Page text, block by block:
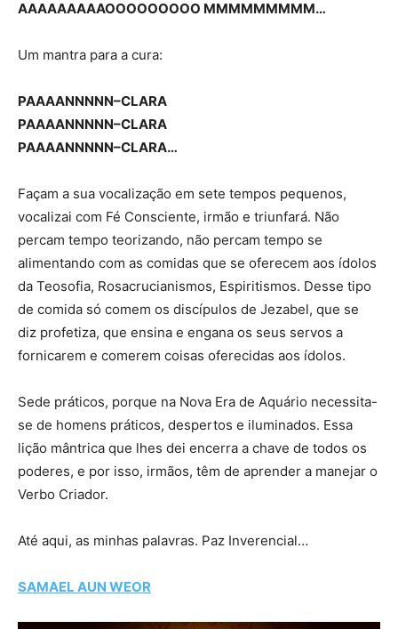
AAAAAAAAAOOOOOOOOO MMMMMMMMM…
Um mantra para a cura:
PAAAANNNNN–CLARA
PAAAANNNNN–CLARA
PAAAANNNNN–CLARA…
Façam a sua vocalização em sete tempos pequenos,
vocalizai com Fé Consciente, irmão e triunfará. Não
percam tempo teorizando, não percam tempo se
alimentando com as comidas que se oferecem aos ídolos
da Teosofia, Rosacrucianismos, Espiritismos. Desse tipo
de comida só comem os discípulos de Jezabel, que se
diz profetiza, que ensina e engana os seus servos a
fornicarem e comerem coisas oferecidas aos ídolos.
Sede práticos, porque na Nova Era de Aquário necessita-
se de homens práticos, despertos e iluminados. Essa
lição mântrica que lhes dei encerra a chave de todos os
poderes, e por isso, irmãos, têm de aprender a manejar o
Verbo Criador.
Até aqui, as minhas palavras. Paz Inverencial…
SAMAEL AUN WEOR